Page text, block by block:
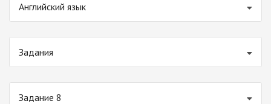
Английский язык
Задания
Задание 8